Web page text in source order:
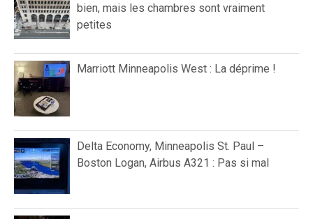
bien, mais les chambres sont vraiment
petites
Marriott Minneapolis West : La déprime !
Delta Economy, Minneapolis St. Paul –
Boston Logan, Airbus A321 : Pas si mal